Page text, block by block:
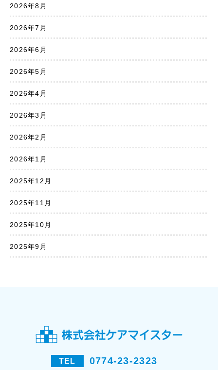
2026年8月
2026年7月
2026年6月
2026年5月
2026年4月
2026年3月
2026年2月
2026年1月
2025年12月
2025年11月
2025年10月
2025年9月
TEL 0774-23-2323